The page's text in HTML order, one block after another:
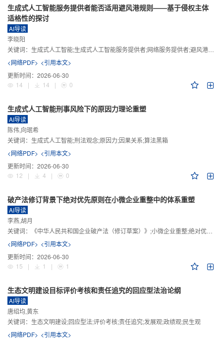
生成式人工智能服务提供者能否适用避风港规则——基于侵权主体
适格性的探讨
AI导读
李晓阳
关键词： 生成式人工智能;生成式人工智能服务提供者;网络服务提供者;避风港规则;版权责任
<网络PDF> <引用本文>
更新时间： 2026-06-30
14
| 14 | 0
生成式人工智能刑事风险下的原因力理论重塑
AI导读
陈伟,向珉希
关键词： 生成式人工智能;刑法观念;原因力;因果关系;算法黑箱
<网络PDF> <引用本文>
更新时间： 2026-06-30
12
| 4 | 0
破产法修订背景下绝对优先原则在小微企业重整中的体系重塑
AI导读
李燕,胡月
关键词：
《中华人民共和国企业破产法（修订草案）》;小微企业重整;绝对优先原则;股东权益保留;预期可支配收入标准
<网络PDF> <引用本文>
更新时间： 2026-06-30
15
| 1 | 1
生态文明建设目标评价考核和责任追究的回应型法治论纲
AI导读
唐绍均,黄东
关键词： 生态文明建设;回应型法;评价考核;责任追究;发展观;政绩观;民生观
<网络PDF> <引用本文>